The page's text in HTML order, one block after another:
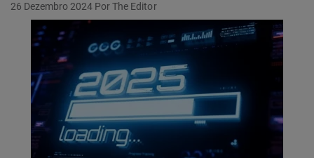
26 Dezembro 2024 Por The Editor